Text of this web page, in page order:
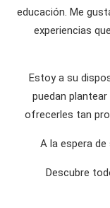
educación. Me
experiencias
Estoy a su
puedan
ofrecerles tan
A la espera
Descubre